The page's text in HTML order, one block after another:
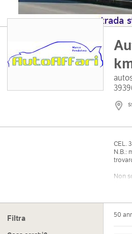
CEL.
N.B.:
Non
Ci
Filtra 50